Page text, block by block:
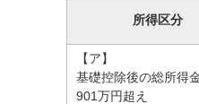
所得区分
【ア】
基礎控除後の総所得
901万円超え